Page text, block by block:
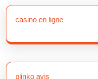
casino en ligne
plinko avis